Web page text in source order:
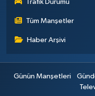
Trafik Durumu
Tüm Manşetler
Haber Arşivi
Günün Manşetleri